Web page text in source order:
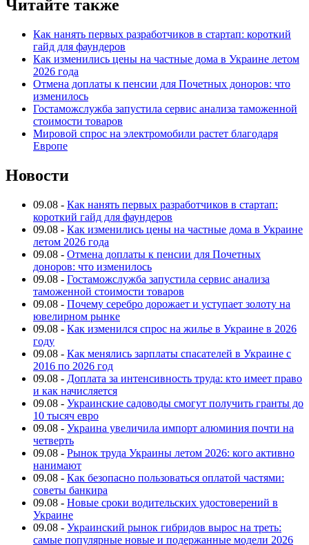
Читайте также
Как нанять первых разработчиков в стартап: короткий
гайд для фаундеров
Как изменились цены на частные дома в Украине летом
2026 года
Отмена доплаты к пенсии для Почетных доноров: что
изменилось
Гостаможслужба запустила сервис анализа таможенной
стоимости товаров
Мировой спрос на электромобили растет благодаря
Европе
Новости
09.08 - Как нанять первых разработчиков в стартап:
короткий гайд для фаундеров
09.08 - Как изменились цены на частные дома в Украине
летом 2026 года
09.08 - Отмена доплаты к пенсии для Почетных
доноров: что изменилось
09.08 - Гостаможслужба запустила сервис анализа
таможенной стоимости товаров
09.08 - Почему серебро дорожает и уступает золоту на
ювелирном рынке
09.08 - Как изменился спрос на жилье в Украине в 2026
году
09.08 - Как менялись зарплаты спасателей в Украине с
2016 по 2026 год
09.08 - Доплата за интенсивность труда: кто имеет право
и как начисляется
09.08 - Украинские садоводы смогут получить гранты до
10 тысяч евро
09.08 - Украина увеличила импорт алюминия почти на
четверть
09.08 - Рынок труда Украины летом 2026: кого активно
нанимают
09.08 - Как безопасно пользоваться оплатой частями:
советы банкира
09.08 - Новые сроки водительских удостоверений в
Украине
09.08 - Украинский рынок гибридов вырос на треть:
самые популярные новые и подержанные модели 2026